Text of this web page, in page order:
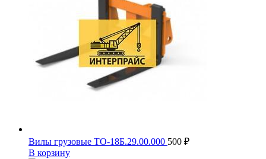
Вилы грузовые ТО-18Б.29.00.000 500 ₽
В корзину